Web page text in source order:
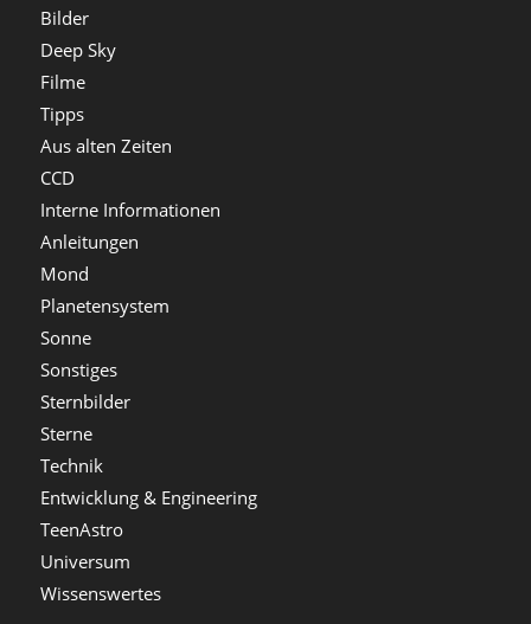
Bilder
Deep Sky
Filme
Tipps
Aus alten Zeiten
CCD
Interne Informationen
Anleitungen
Mond
Planetensystem
Sonne
Sonstiges
Sternbilder
Sterne
Technik
Entwicklung & Engineering
TeenAstro
Universum
Wissenswertes